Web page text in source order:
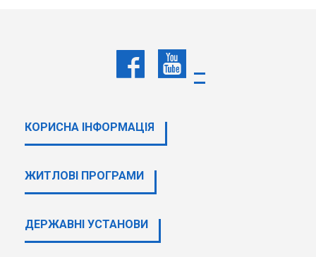
КОРИСНА ІНФОРМАЦІЯ
ЖИТЛОВІ ПРОГРАМИ
ДЕРЖАВНI УСТАНОВИ